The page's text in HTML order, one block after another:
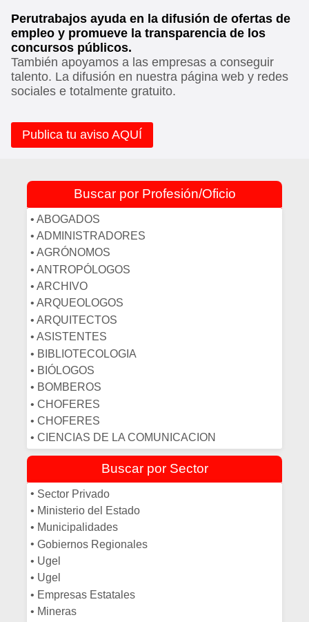
Perutrabajos ayuda en la difusión de ofertas de
empleo y promueve la transparencia de los
concursos públicos.
También apoyamos a las empresas a conseguir
talento. La difusión en nuestra página web y redes
sociales e totalmente gratuito.
Publica tu aviso AQUÍ
Buscar por Profesión/Oficio
• ABOGADOS
• ADMINISTRADORES
• AGRÓNOMOS
• ANTROPÓLOGOS
• ARCHIVO
• ARQUEOLOGOS
• ARQUITECTOS
• ASISTENTES
• BIBLIOTECOLOGIA
• BIÓLOGOS
• BOMBEROS
• CHOFERES
• CHOFERES
• CIENCIAS DE LA COMUNICACION
• CIENCIAS POLITICAS
• COCINEROS
• COMPUTACION
• CONSERJES
• CONTADORES
• DISEÑO
• ECOLOGISTAS
• ECONOMISTAS
• EDUCACION
• EDUCACION
Buscar por Sector
• Sector Privado
• Ministerio del Estado
• Municipalidades
• Gobiernos Regionales
• Ugel
• Ugel
• Empresas Estatales
• Mineras